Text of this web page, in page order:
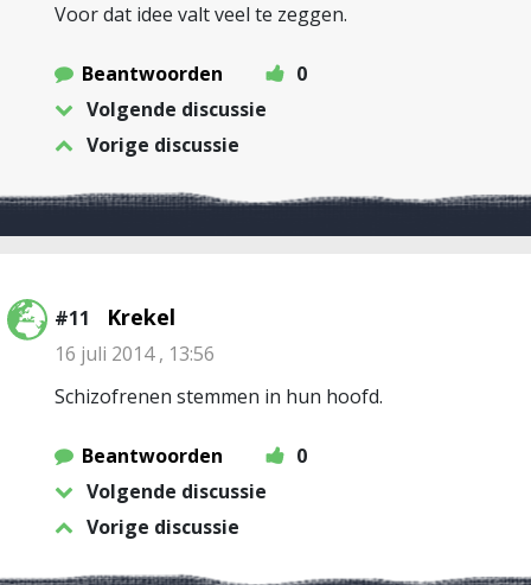
Voor dat idee valt veel te zeggen.
Beantwoorden
0
Volgende discussie
Vorige discussie
#11 Krekel
16 juli 2014 , 13:56
Schizofrenen stemmen in hun hoofd.
Beantwoorden
0
Volgende discussie
Vorige discussie